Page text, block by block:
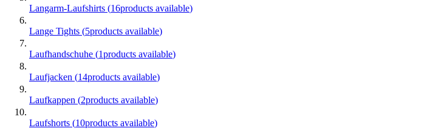
Langarm-Laufshirts (16products available)
Lange Tights (5products available)
Laufhandschuhe (1products available)
Laufjacken (14products available)
Laufkappen (2products available)
Laufshorts (10products available)